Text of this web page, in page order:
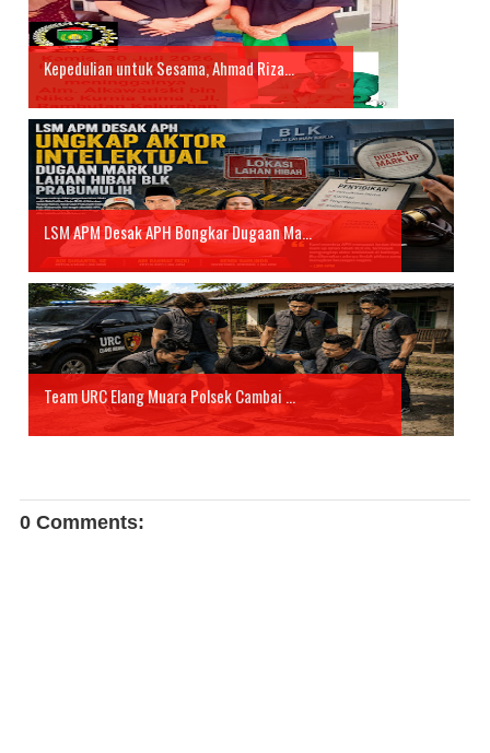
Kepedulian untuk Sesama, Ahmad Riza...
LSM APM Desak APH Bongkar Dugaan Ma...
Team URC Elang Muara Polsek Cambai ...
0 Comments: